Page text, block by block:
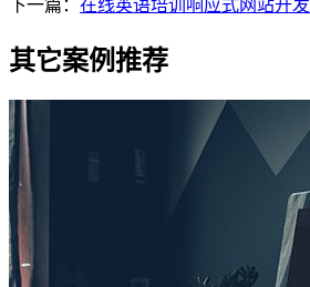
下一篇： 在线英语培训响应式网站开发
其它案例推荐